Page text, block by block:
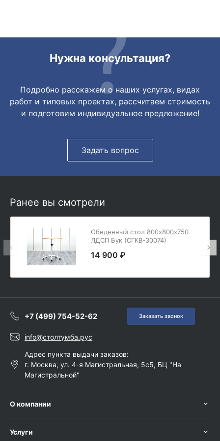
Нужна консультация?
Подробно расскажем о наших услугах, видах
работ и типовых проектах, рассчитаем стоимость
и подготовим индивидуальное предложение!
Задать вопрос
Ранее вы смотрели
Обеденный стол 800х800х750
ЛДСП Бук (СГКВ-30074)
14 900 ₽
+7 (499) 754-52-62 Заказать звонок
info@столтумба.рус
Адрес пункта выдачи заказов:
г. Москва, ул. 4-я Магистральная, 5с5, БЦ "На
Магистральной"
О компании
Услуги